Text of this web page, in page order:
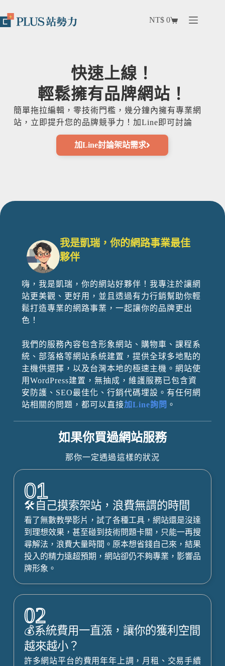
NT$ 0
快速上線！
輕鬆擁有品牌網站！
簡單拖拉編輯，零技術門檻，幾分鐘內擁有專業網
站，立即提升您的品牌競爭力！加Line即可討論
加Line討論架站需求
我是凱瑞，你的網路事業最佳
夥伴
嗨，我是凱瑞，你的網站好夥伴！我專注於讓網
站更美觀、更好用，並且透過有力行銷幫助你輕
鬆打造專業的網路事業，一起讓你的品牌更出
色！
我們的服務內容包含形象網站、購物車、課程系
統、部落格等網站系統建置，提供全球多地點的
主機供選擇，以及台灣本地的極速主機。網站使
用WordPress建置，無抽成，維護服務已包含資
安防護、SEO最佳化、行銷代碼埋設。有任何網
站相關的問題，都可以直接加Line詢問 。
如果你買過網站服務
那你一定遇過這樣的狀況
01
🛠️自己摸索架站，浪費無謂的時間
看了無數教學影片，試了各種工具，網站還是沒達
到理想效果，甚至碰到技術問題卡關，只能一再搜
尋解法，浪費大量時間。原本想省錢自己來，結果
投入的精力遠超預期，網站卻仍不夠專業，影響品
牌形象。
02
💰系統費用一直漲，讓你的獲利空間
越來越小？
許多網站平台的費用年年上調，月租、交易手續